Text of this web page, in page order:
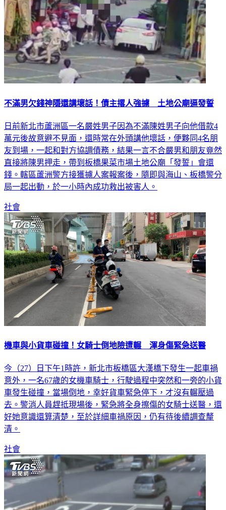
不滿男欠錢神隱還講壞話！債主撂人強擄 土地公廟逼發誓
日前新北市蘆洲區一名嚴姓男子因為不滿陳姓男子向他借款4
萬元後故意避不見面，還時常在外頭講他壞話，便夥同4名朋
友到場，一起和對方協調債務，結果一言不合嚴男和朋友竟然
直接將陳男押走，帶到板橋果菜市場土地公廟「發誓」會還
錢。轄區蘆洲警方接獲擄人案報案後，隨即與海山、板橋警分
局一起出動，於一小時內成功救出被害人。
社會
機車與小貨車碰撞！女騎士倒地險遭輾 渾身傷緊急送醫
今（27）日下午1時許，新北市板橋區大漢橋下發生一起車禍
意外，一名67歲的女機車騎士，行駛過程中突然和一旁的小貨
車發生碰撞，當場倒地，幸好貨車緊急停下，才沒有輾壓過
去。警消人員趕抵現場後，緊急將全身擦傷的女騎士送醫，還
好她意識還算清楚，至於詳細車禍原因，仍有待後續調查釐
清。
社會